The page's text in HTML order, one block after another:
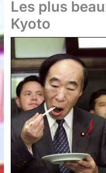
Les plus
Kyoto